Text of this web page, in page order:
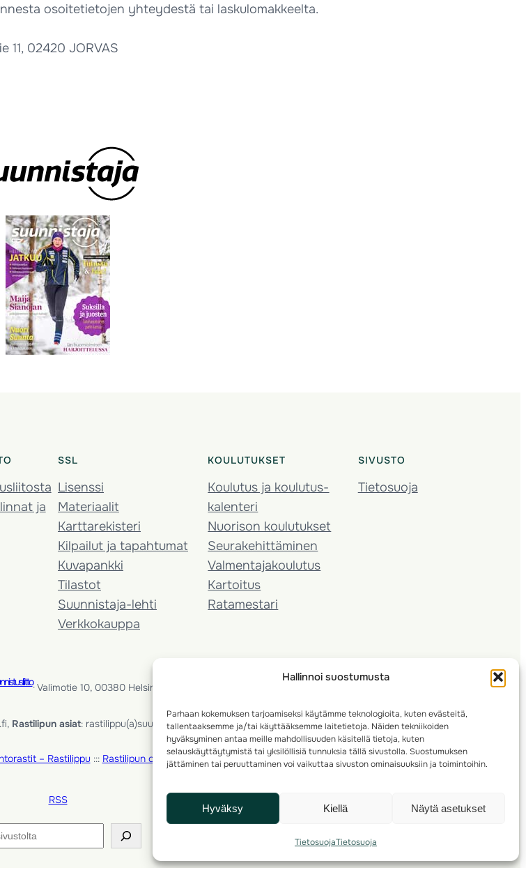
Hallinnoi suostumusta
Parhaan kokemuksen tarjoamiseksi käytämme teknologioita, kuten evästeitä,
tallentaaksemme ja/tai käyttääksemme laitetietoja. Näiden tekniikoiden
hyväksyminen antaa meille mahdollisuuden käsitellä tietoja, kuten
selauskäyttäytymistä tai yksilöllisiä tunnuksia tällä sivustolla. Suostumuksen
jättäminen tai peruuttaminen voi vaikuttaa sivuston ominaisuuksiin ja toimintoihin.
Hyväksy Kiellä Näytä asetukset
TietosuojaTietosuoja
osoitetietojen yhteydestä tai laskulomakkeelta.
11, 02420 JORVAS
ja
SSL
Lisenssi
Materiaalit
Karttarekisteri
Kilpailut ja tapahtumat
Kuvapankki
Tilastot
Suunnistaja-lehti
Verkkokauppa
KOULUTUKSET
Koulutus ja koulutus­
kalenteri
Nuorison koulutukset
Seura­kehittäminen
Valmentaja­koulutus
Kartoitus
Ratamestari
SIVUSTO
Tietosuoja
· Valimotie 10, 00380 Helsinki, Finland
Rastilipun asiat: rastilippu(a)suunnistusliitto.fi
– Rastilippu::: Rastilipun ohjeet
RSS